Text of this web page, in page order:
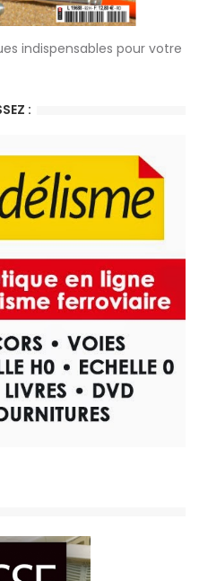
indispensables pour votre
: